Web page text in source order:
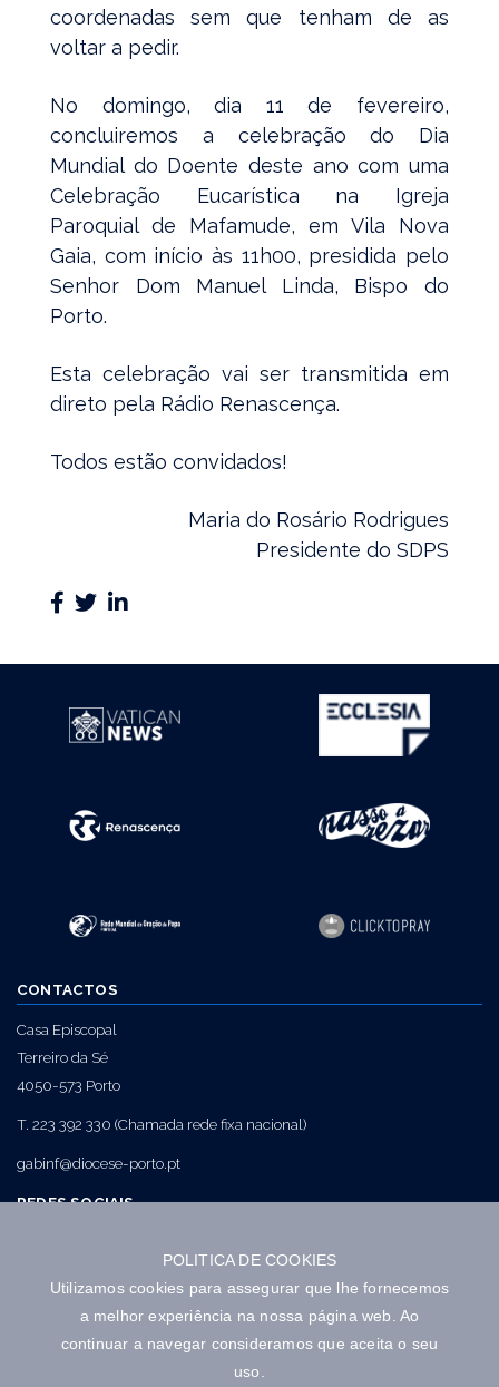
POLITICA DE COOKIES
Utilizamos cookies para assegurar que lhe fornecemos
a melhor experiência na nossa página web. Ao
continuar a navegar consideramos que aceita o seu
uso.
coordenadas sem que tenham de as
voltar a pedir.
No domingo, dia 11 de fevereiro,
concluiremos a celebração do Dia
Mundial do Doente deste ano com uma
Celebração Eucarística na Igreja
Paroquial de Mafamude, em Vila Nova
Gaia, com início às 11h00, presidida pelo
Senhor Dom Manuel Linda, Bispo do
Porto.
Esta celebração vai ser transmitida em
direto pela Rádio Renascença.
Todos estão convidados!
Maria do Rosário Rodrigues
Presidente do SDPS
CONTACTOS
Casa Episcopal
Terreiro da Sé
4050-573 Porto
T. 223 392 330 (Chamada rede fixa nacional)
gabinf@diocese-porto.pt
REDES SOCIAIS
NEWSLETTER